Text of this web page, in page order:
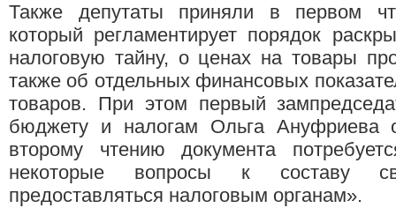
Также депутаты приняли в первом
который регламентирует порядок
налоговую тайну, о ценах на товары
также об отдельных финансовых
товаров. При этом первый
бюджету и налогам Ольга Ануфриева
второму чтению документа
некоторые вопросы к составу
предоставляться налоговым органам».